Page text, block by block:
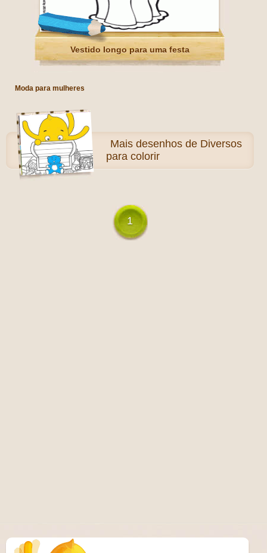
Vestido longo para uma festa
Moda para mulheres
Maisdesenhos de Diversos
para colorir
1